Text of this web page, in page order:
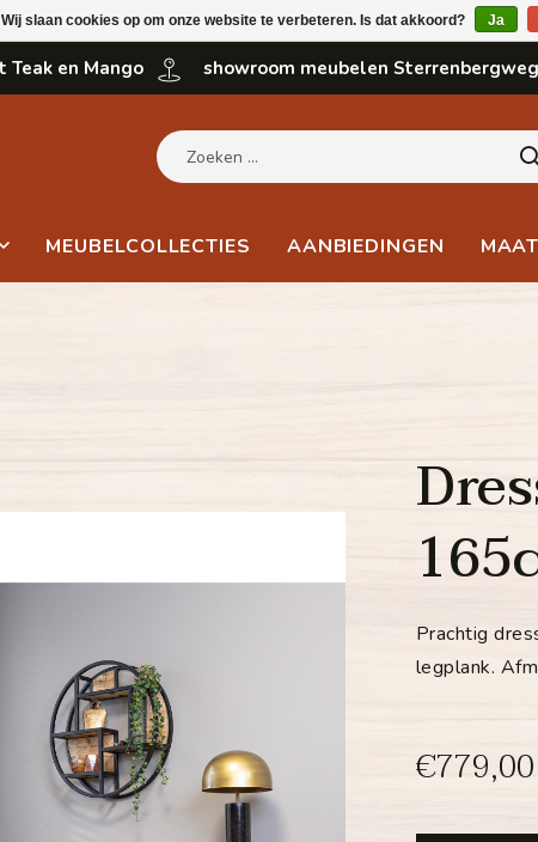
en Mango showroom meubelen
MEUBELCOLLECTIES AANBIEDINGEN
Prachtig
legplank.
€779,00
Wij slaan cookies op om onze website te verbeteren. Is dat akkoord? Ja